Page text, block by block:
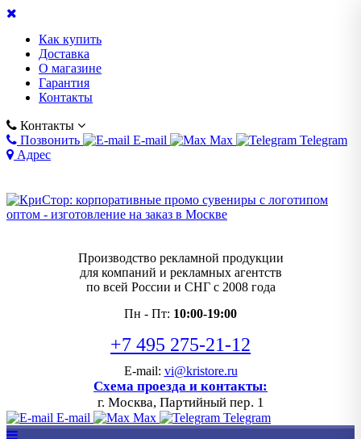
Как купить
Доставка
О магазине
Гарантия
Контакты
Контакты
Позвонить
E-mail Max
Telegram
Адрес
Производство рекламной продукции
для компаний и рекламных агентств
по всей России и СНГ с 2008 года
Пн - Пт: 10:00-19:00
+7 495 275-21-12
E-mail: vi@kristore.ru
Схема проезда и контакты:
г. Москва, Партийный пер. 1
E-mail Max Telegram